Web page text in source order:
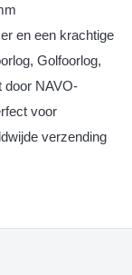
en een krachtige
Golfoorlog,
door NAVO-
voor
verzending